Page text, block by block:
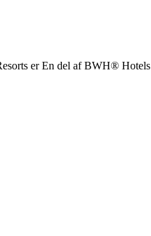
erEn del af BWH® Hotels